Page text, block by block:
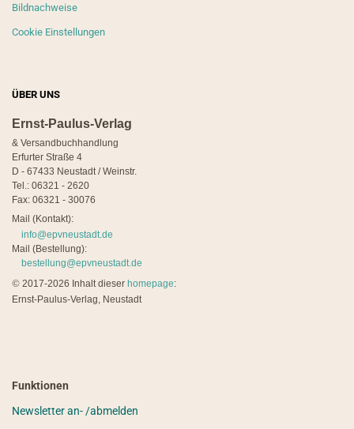
Bildnachweise
Cookie Einstellungen
ÜBER UNS
Ernst-Paulus-Verlag
& Versandbuchhandlung
Erfurter Straße 4
D - 67433 Neustadt / Weinstr.
Tel.: 06321 - 2620
Fax: 06321 - 30076
Mail (Kontakt):
info@epvneustadt.de
Mail (Bestellung):
bestellung@epvneustadt.de
© 2017-2026 Inhalt dieser homepage:
Ernst-Paulus-Verlag, Neustadt
Funktionen
Newsletter an- /abmelden